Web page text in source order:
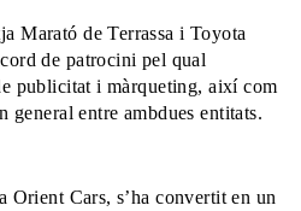
Marató de Terrassa i Toyota
de patrocini pel qual
publicitat i màrqueting, així com
general entre ambdues entitats.
Orient Cars, s’ha convertit en un